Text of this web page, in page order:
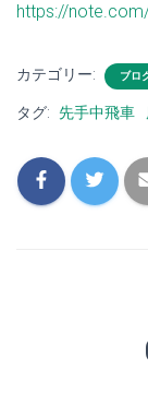
https://
カテゴリー: ブロ
タグ: 先手中飛車